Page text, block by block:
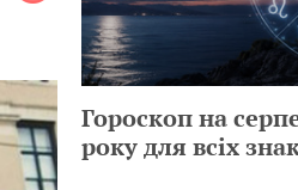
Гороскоп на
року для всіх